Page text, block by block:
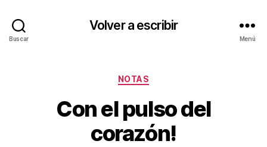
Buscar
Volver a escribir
Menú
Categorías
NOTAS
Con el pulso del
corazón!